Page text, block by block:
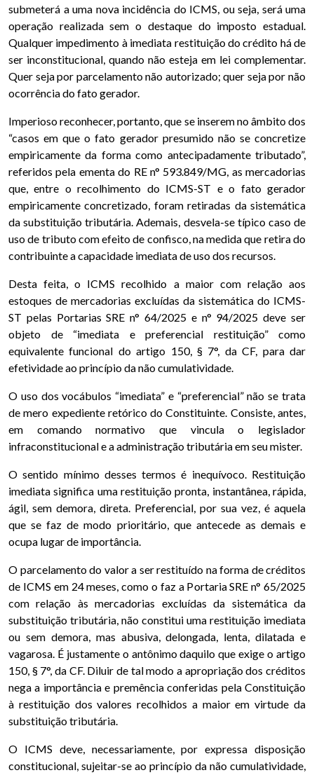
submeterá a uma nova incidência do ICMS, ou seja, será uma
operação realizada sem o destaque do imposto estadual.
Qualquer impedimento à imediata restituição do crédito há de
ser inconstitucional, quando não esteja em lei complementar.
Quer seja por parcelamento não autorizado; quer seja por não
ocorrência do fato gerador.
Imperioso reconhecer, portanto, que se inserem no âmbito dos
“casos em que o fato gerador presumido não se concretize
empiricamente da forma como antecipadamente tributado”,
referidos pela ementa do RE n° 593.849/MG, as mercadorias
que, entre o recolhimento do ICMS-ST e o fato gerador
empiricamente concretizado, foram retiradas da sistemática
da substituição tributária. Ademais, desvela-se típico caso de
uso de tributo com efeito de confisco, na medida que retira do
contribuinte a capacidade imediata de uso dos recursos.
Desta feita, o ICMS recolhido a maior com relação aos
estoques de mercadorias excluídas da sistemática do ICMS-
ST pelas Portarias SRE n° 64/2025 e n° 94/2025 deve ser
objeto de “imediata e preferencial restituição” como
equivalente funcional do artigo 150, § 7°, da CF, para dar
efetividade ao princípio da não cumulatividade.
O uso dos vocábulos “imediata” e “preferencial” não se trata
de mero expediente retórico do Constituinte. Consiste, antes,
em comando normativo que vincula o legislador
infraconstitucional e a administração tributária em seu mister.
O sentido mínimo desses termos é inequívoco. Restituição
imediata significa uma restituição pronta, instantânea, rápida,
ágil, sem demora, direta. Preferencial, por sua vez, é aquela
que se faz de modo prioritário, que antecede as demais e
ocupa lugar de importância.
O parcelamento do valor a ser restituído na forma de créditos
de ICMS em 24 meses, como o faz a Portaria SRE n° 65/2025
com relação às mercadorias excluídas da sistemática da
substituição tributária, não constitui uma restituição imediata
ou sem demora, mas abusiva, delongada, lenta, dilatada e
vagarosa. É justamente o antônimo daquilo que exige o artigo
150, § 7°, da CF. Diluir de tal modo a apropriação dos créditos
nega a importância e premência conferidas pela Constituição
à restituição dos valores recolhidos a maior em virtude da
substituição tributária.
O ICMS deve, necessariamente, por expressa disposição
constitucional, sujeitar-se ao princípio da não cumulatividade,